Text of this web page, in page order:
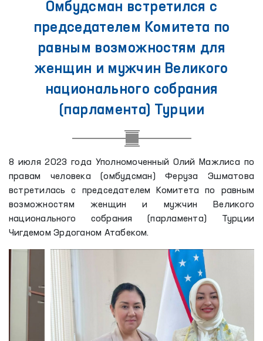
Омбудсман встретился с
председателем Комитета по
равным возможностям для
женщин и мужчин Великого
национального собрания
(парламента) Турции
8 июля 2023 года Уполномоченный Олий Мажлиса по
правам человека (омбудсман) Феруза Эшматова
встретилась с председателем Комитета по равным
возможностям женщин и мужчин Великого
национального собрания (парламента) Турции
Чигдемом Эрдоганом Атабеком.